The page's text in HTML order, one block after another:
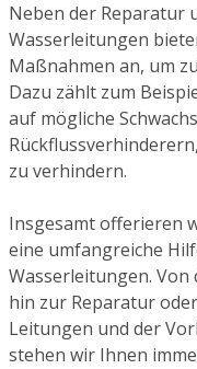
Neben der Reparatur
Wasserleitungen
Maßnahmen an, um
Dazu zählt zum
auf mögliche
zu verhindern.
Insgesamt offerieren
eine umfangreiche
Wasserleitungen. Von
hin zur Reparatur
Leitungen und der
stehen wir Ihnen